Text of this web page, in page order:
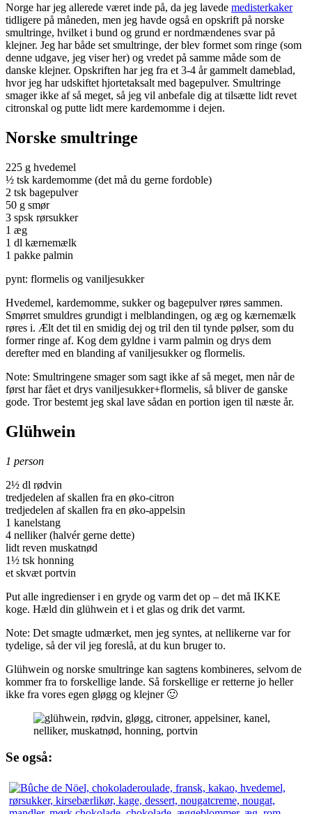
Norge har jeg allerede været inde på, da jeg lavede medisterkaker
tidligere på måneden, men jeg havde også en opskrift på norske
smultringe, hvilket i bund og grund er nordmændenes svar på
klejner. Jeg har både set smultringe, der blev formet som ringe (som
denne udgave, jeg viser her) og vredet på samme måde som de
danske klejner. Opskriften har jeg fra et 3-4 år gammelt dameblad,
hvor jeg har udskiftet hjortetaksalt med bagepulver. Smultringe
smager ikke af så meget, så jeg vil anbefale dig at tilsætte lidt revet
citronskal og putte lidt mere kardemomme i dejen.
Norske smultringe
225 g hvedemel
½ tsk kardemomme (det må du gerne fordoble)
2 tsk bagepulver
50 g smør
3 spsk rørsukker
1 æg
1 dl kærnemælk
1 pakke palmin
pynt: flormelis og vaniljesukker
Hvedemel, kardemomme, sukker og bagepulver røres sammen.
Smørret smuldres grundigt i melblandingen, og æg og kærnemælk
røres i. Ælt det til en smidig dej og tril den til tynde pølser, som du
former ringe af. Kog dem gyldne i varm palmin og drys dem
derefter med en blanding af vaniljesukker og flormelis.
Note: Smultringene smager som sagt ikke af så meget, men når de
først har fået et drys vaniljesukker+flormelis, så bliver de ganske
gode. Tror bestemt jeg skal lave sådan en portion igen til næste år.
Glühwein
1 person
2½ dl rødvin
tredjedelen af skallen fra en øko-citron
tredjedelen af skallen fra en øko-appelsin
1 kanelstang
4 nelliker (halvér gerne dette)
lidt reven muskatnød
1½ tsk honning
et skvæt portvin
Put alle ingredienser i en gryde og varm det op – det må IKKE
koge. Hæld din glühwein et i et glas og drik det varmt.
Note: Det smagte udmærket, men jeg syntes, at nellikerne var for
tydelige, så der vil jeg foreslå, at du kun bruger to.
Glühwein og norske smultringe kan sagtens kombineres, selvom de
kommer fra to forskellige lande. Så forskellige er retterne jo heller
ikke fra vores egen gløgg og klejner 🙂
Se også: